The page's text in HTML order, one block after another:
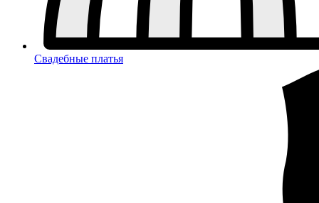
Свадебные платья